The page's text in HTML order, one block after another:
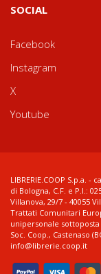
SOCIAL
Facebook
Instagram
X
Youtube
LIBRERIE.COOP S.p.a.
di Bologna, C.F. e P.I.:
Villanova, 29/7 - 40055
Trattati Comunitari
unipersonale
Soc. Coop., Castenaso
info@librerie.coop.it